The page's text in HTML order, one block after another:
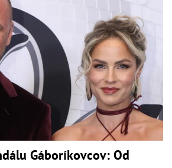
Gáboríkovcov: Od